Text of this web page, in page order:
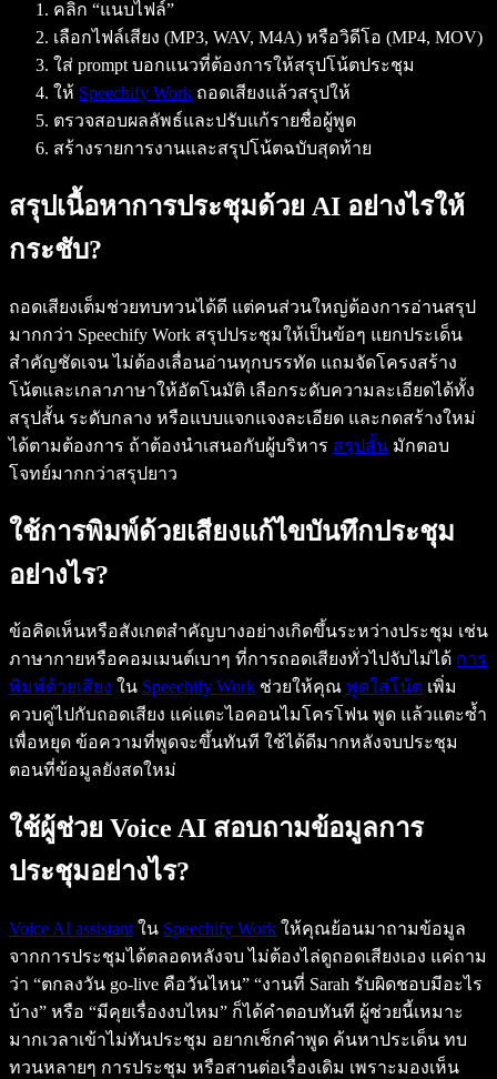
คลิก “แนบไฟล์”
เลือกไฟล์เสียง (MP3, WAV, M4A) หรือวิดีโอ (MP4, MOV)
ใส่ prompt บอกแนวที่ต้องการให้สรุปโน้ตประชุม
ให้ Speechify Work ถอดเสียงแล้วสรุปให้
ตรวจสอบผลลัพธ์และปรับแก้รายชื่อผู้พูด
สร้างรายการงานและสรุปโน้ตฉบับสุดท้าย
สรุปเนื้อหาการประชุมด้วย AI อย่างไรให้
กระชับ?
ถอดเสียงเต็มช่วยทบทวนได้ดี แต่คนส่วนใหญ่ต้องการอ่านสรุป
มากกว่า Speechify Work สรุปประชุมให้เป็นข้อๆ แยกประเด็น
สำคัญชัดเจน ไม่ต้องเลื่อนอ่านทุกบรรทัด แถมจัดโครงสร้าง
โน้ตและเกลาภาษาให้อัตโนมัติ เลือกระดับความละเอียดได้ทั้ง
สรุปสั้น ระดับกลาง หรือแบบแจกแจงละเอียด และกดสร้างใหม่
ได้ตามต้องการ ถ้าต้องนำเสนอกับผู้บริหาร สรุปสั้น มักตอบ
โจทย์มากกว่าสรุปยาว
ใช้การพิมพ์ด้วยเสียงแก้ไขบันทึกประชุม
อย่างไร?
ข้อคิดเห็นหรือสังเกตสำคัญบางอย่างเกิดขึ้นระหว่างประชุม เช่น
ภาษากายหรือคอมเมนต์เบาๆ ที่การถอดเสียงทั่วไปจับไม่ได้ การ
พิมพ์ด้วยเสียง ใน Speechify Work ช่วยให้คุณ พูดใส่โน้ต เพิ่ม
ควบคู่ไปกับถอดเสียง แค่แตะไอคอนไมโครโฟน พูด แล้วแตะซ้ำ
เพื่อหยุด ข้อความที่พูดจะขึ้นทันที ใช้ได้ดีมากหลังจบประชุม
ตอนที่ข้อมูลยังสดใหม่
ใช้ผู้ช่วย Voice AI สอบถามข้อมูลการ
ประชุมอย่างไร?
Voice AI assistant ใน Speechify Work ให้คุณย้อนมาถามข้อมูล
จากการประชุมได้ตลอดหลังจบ ไม่ต้องไล่ดูถอดเสียงเอง แค่ถาม
ว่า “ตกลงวัน go-live คือวันไหน” “งานที่ Sarah รับผิดชอบมีอะไร
บ้าง” หรือ “มีคุยเรื่องงบไหม” ก็ได้คำตอบทันที ผู้ช่วยนี้เหมาะ
มากเวลาเข้าไม่ทันประชุม อยากเช็กคำพูด ค้นหาประเด็น ทบ
ทวนหลายๆ การประชุม หรือสานต่อเรื่องเดิม เพราะมองเห็น